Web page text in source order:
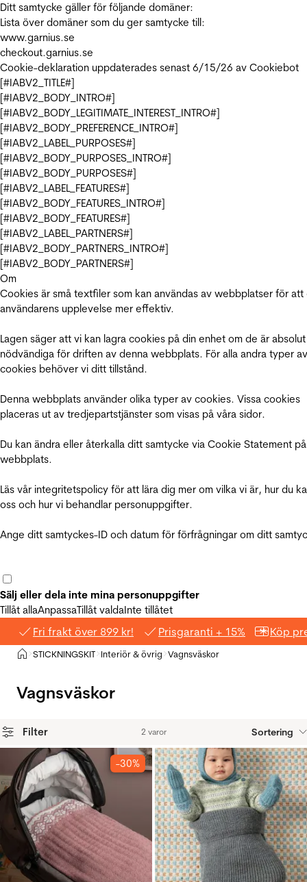
Ditt samtycke gäller för följande domäner:
Lista över domäner som du ger samtycke till:
www.garnius.se
checkout.garnius.se
Cookie-deklaration uppdaterades senast 6/15/26 av Cookiebot
[#IABV2_TITLE#]
[#IABV2_BODY_INTRO#]
[#IABV2_BODY_LEGITIMATE_INTEREST_INTRO#]
[#IABV2_BODY_PREFERENCE_INTRO#]
[#IABV2_LABEL_PURPOSES#]
[#IABV2_BODY_PURPOSES_INTRO#]
[#IABV2_BODY_PURPOSES#]
[#IABV2_LABEL_FEATURES#]
[#IABV2_BODY_FEATURES_INTRO#]
[#IABV2_BODY_FEATURES#]
[#IABV2_LABEL_PARTNERS#]
[#IABV2_BODY_PARTNERS_INTRO#]
[#IABV2_BODY_PARTNERS#]
Om
Cookies är små textfiler som kan användas av webbplatser för att
användarens upplevelse mer effektiv.
Lagen säger att vi kan lagra cookies på din enhet om de är absolut
nödvändiga för driften av denna webbplats. För alla andra typer av
cookies behöver vi ditt tillstånd.
Denna webbplats använder olika typer av cookies. Vissa cookies
placeras ut av tredjepartstjänster som visas på våra sidor.
Du kan ändra eller återkalla ditt samtycke via Cookie Statement
webbplats.
Läs vår integritetspolicy för att lära dig mer om vilka vi är, hur du
oss och hur vi behandlar personuppgifter.
Ange ditt samtyckes-ID och datum för förfrågningar om ditt
Sälj eller dela inte mina personuppgifter
Tillåt allaAnpassaTillåt valdaInte tillåtet
Fri frakt över 899 kr! Prisgaranti + 15% Köp
Hem
>STICKNINGSKIT Interiör & övrig >Vagnsväskor
Vagnsväskor
Filter 2 varor Sortering
Produkter
-30%